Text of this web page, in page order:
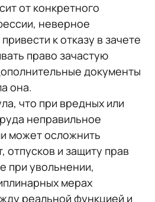
от конкретного
неверное
к отказу в зачете
право зачастую
документы
она.
что при вредных или
неправильное
может осложнить
и защиту прав
при увольнении,
мерах
реальной функцией и